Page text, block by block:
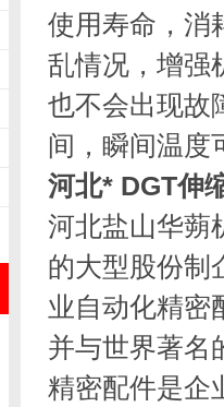
使用寿命，消
乱情况，增强
也不会出现故
间，瞬间温度
河北* DGT伸
河北盐山华蒴
的大型股份制
业自动化精密
并与世界著名
精密配件是企